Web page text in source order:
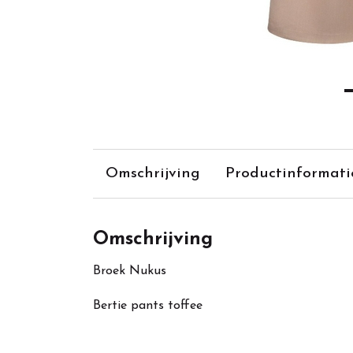
Omschrijving
Omschrijving
Broek Nukus
Bertie pants toffee